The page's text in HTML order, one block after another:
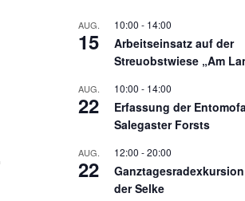
AUG.
15
10:00 - 14:00
Arbeitseinsatz auf der
Streuobstwiese „Am
AUG.
22
10:00 - 14:00
Erfassung der
Salegaster Forsts
AUG.
22
12:00 -20:00
der Selke